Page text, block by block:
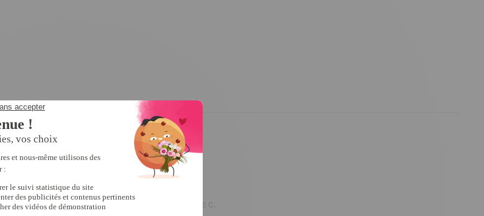
4/5
et efficace
07/2026 , suite à une expérience du